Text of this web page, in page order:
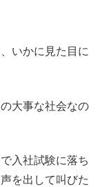
いかに見た目に
大事な社会なの
入社試験に落ち
を出して叫びた